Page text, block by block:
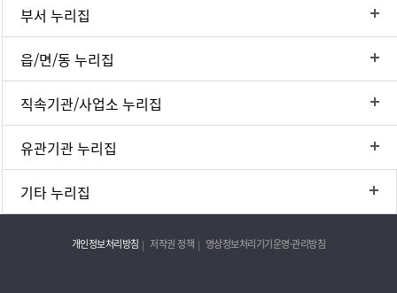
부서 누리집
읍/면/동 누리집
직속기관/사업소 누리집
유관기관 누리집
기타 누리집
개인정보처리방침 저작권 정책 영상정보처리기기운영·관리방침